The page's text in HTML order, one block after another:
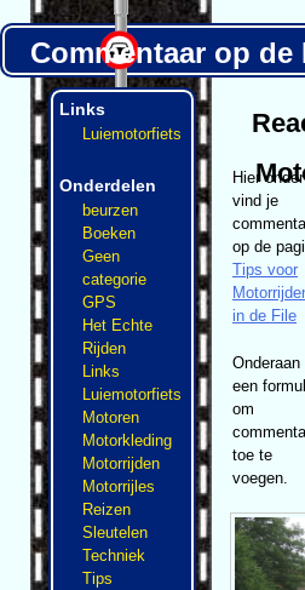
Commentaar op
Hier onder
vind je
op de
Tips voor
in de File
Onderaan
een
om
toe te
voegen.
Links
Luiemotorfiets
Onderdelen
beurzen
Boeken
Geen
categorie
GPS
Het Echte
Rijden
Links
Luiemotorfiets
Motoren
Motorkleding
Motorrijden
Motorrijles
Reizen
Sleutelen
Techniek
Tips